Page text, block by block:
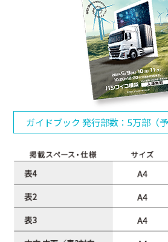
ガイドブック 発行部数：5万部（予